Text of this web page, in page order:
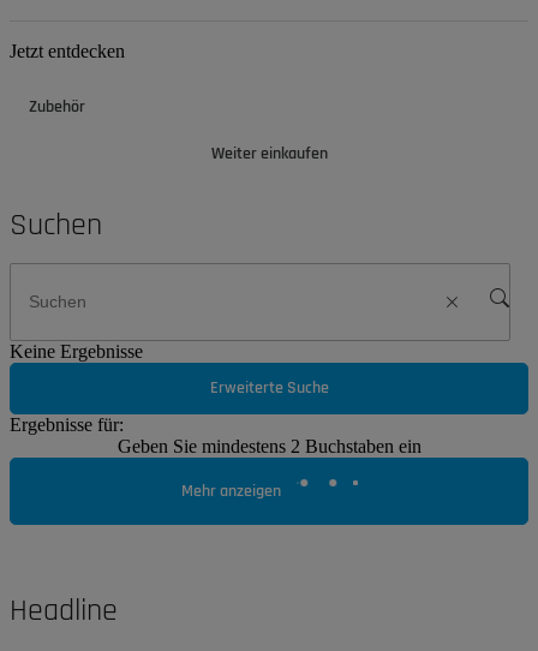
Jetzt entdecken
Zubehör
Weiter einkaufen
Suchen
Keine Ergebnisse
Erweiterte Suche
Ergebnisse für:
Geben Sie mindestens 2 Buchstaben ein
Mehr anzeigen
Headline